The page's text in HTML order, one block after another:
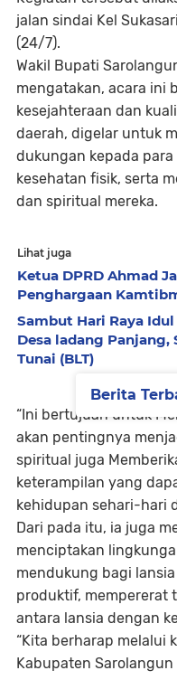
jalan sindai Kel
(24/7).
Wakil Bupati
mengatakan, acara ini
kesejahteraan dan
daerah, digelar untuk
dukungan kepada
kesehatan fisik, serta
dan spiritual mereka.
Lihat juga
Ketua DPRD Ahmad
Penghargaan
Sambut Hari Raya
Desa ladang
Tunai (BLT)
“Ini bertujuan untuk
akan pentingnya
spiritual juga
keterampilan yang
kehidupan sehari-hari
Dari pada itu, ia juga
menciptakan
mendukung bagi
produktif, mempererat
antara lansia dengan
“Kita berharap melalui
Kabupaten
Berita